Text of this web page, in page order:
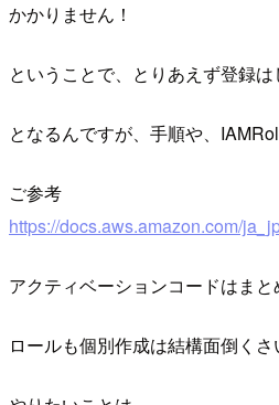
かかりません！
ということで、とりあえず登録は
となるんですが、手順や、
ご参考
https://docs.aws.amazon.com/
アクティベーションコードはま
ロールも個別作成は結構面倒く